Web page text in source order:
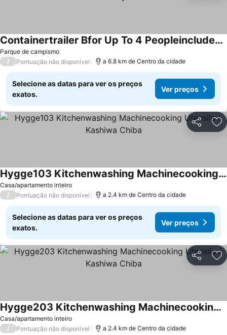
Parque de campismo
Containertrailer Bfor Up To 4 Peopleincludes Use / Kashiwa City Chiba
Ver preços
/ Pontuação não disponível a 6.8 km de Centro da cidade
Selecione as datas para ver os preços
exatos.
Ver preços
Partilhar
Casa/apartamento inteiro
Hygge103 Kitchenwashing Machinecooking Utensils / Kashiwa Chiba
Ver preços
/ Pontuação não disponível a 2.4 km de Centro da cidade
Selecione as datas para ver os preços
exatos.
Ver preços
Partilhar
Casa/apartamento inteiro
Hygge203 Kitchenwashing Machinecooking Utensils / Kashiwa Chiba
Ver preços
/ Pontuação não disponível a 2.4 km de Centro da cidade